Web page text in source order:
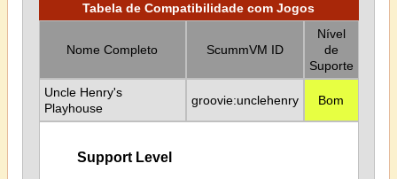
Tabela de Compatibilidade com Jogos
Nome Completo ScummVM ID
Nível
de
Suporte
Uncle Henry's
Playhouse
groovie:unclehenry Bom
Support Level